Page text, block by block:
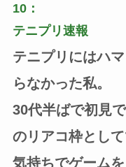
10：
テニプリ速報
テニプリにはハ
らなかった私。
30代半ばで初見
のリアコ枠とし
気持ちでゲーム